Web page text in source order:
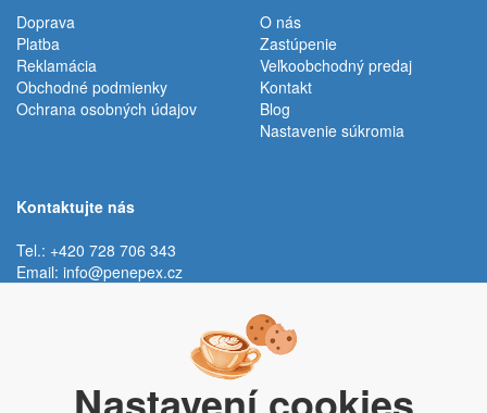
Doprava
Platba
Reklamácia
Obchodné podmienky
Ochrana osobných údajov
O nás
Zastúpenie
Veľkoobchodný predaj
Kontakt
Blog
Nastavenie súkromia
Kontaktujte nás
Tel.: +420 728 706 343
Email: info@penepex.cz
Trávník 2076, 686 03 Staré Město